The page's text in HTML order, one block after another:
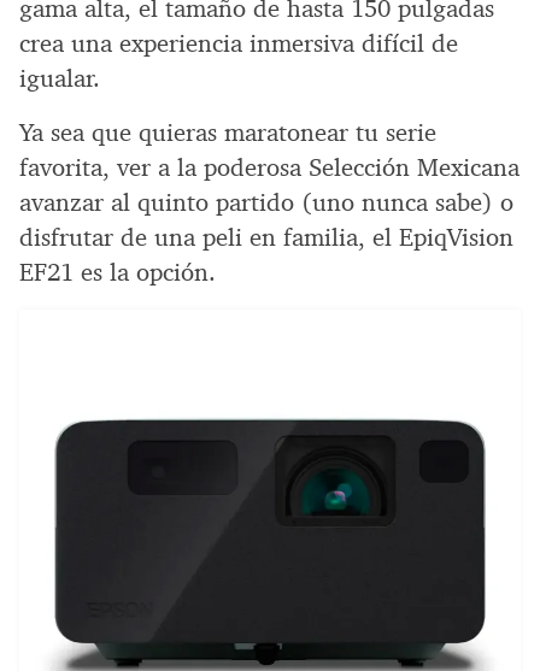
gama alta, el tamaño de hasta 150 pulgadas
crea una experiencia inmersiva difícil de
igualar.
Ya sea que quieras maratonear tu serie
favorita, ver a la poderosa Selección Mexicana
avanzar al quinto partido (uno nunca sabe) o
disfrutar de una peli en familia, el EpiqVision
EF21 es la opción.